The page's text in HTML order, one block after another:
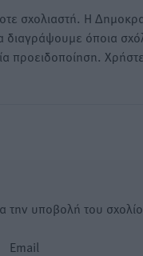
σχολιαστή. Η
διαγράψουμε όποια
προειδοποίηση.
την υποβολή του
Email